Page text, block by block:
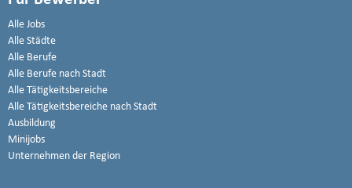
Alle Jobs
Alle Städte
Alle Berufe
Alle Berufe nach Stadt
Alle Tätigkeitsbereiche
Alle Tätigkeitsbereiche nach Stadt
Ausbildung
Minijobs
Unternehmen der Region